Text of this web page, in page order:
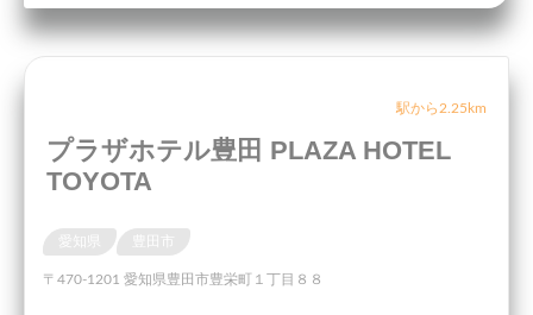
駅から2.25km
プラザホテル豊田 PLAZA HOTEL
TOYOTA
〒470-1201 愛知県豊田市豊栄町１丁目８８